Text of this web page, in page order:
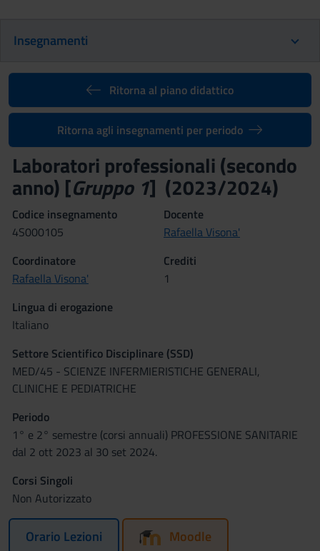
Insegnamenti
Ritorna al piano didattico
Ritorna agli insegnamenti per periodo
Laboratori professionali (secondo
anno) [Gruppo 1] (2023/2024)
Codice insegnamento
4S000105
Docente
Rafaella Visona'
Coordinatore
Rafaella Visona'
Crediti
1
Lingua di erogazione
Italiano
Settore Scientifico Disciplinare (SSD)
MED/45 - SCIENZE INFERMIERISTICHE GENERALI,
CLINICHE E PEDIATRICHE
Periodo
1° e 2° semestre (corsi annuali) PROFESSIONE SANITARIE
dal 2 ott 2023 al 30 set 2024.
Corsi Singoli
Non Autorizzato
Orario Lezioni Moodle